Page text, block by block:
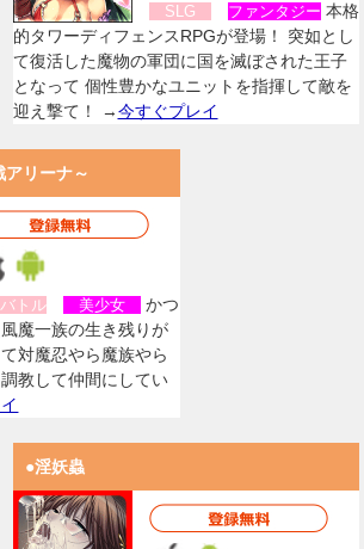
SLG ファンタジー 本格
的タワーディフェンスRPGが登場！ 突如とし
て復活した魔物の軍団に国を滅ぼされた王子
となって 個性豊かなユニットを指揮して敵を
迎え撃て！ →今すぐプレイ
アリーナ～
トル 美少女
かつ
魔一族の生き残りが
対魔忍やら魔族やら
教して仲間にしてい
●淫妖蟲